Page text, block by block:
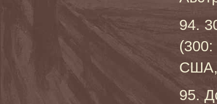
94.
США,
95.